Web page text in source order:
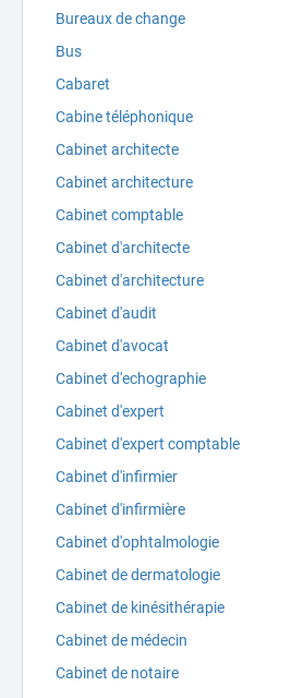
Bureaux de change
Bus
Cabaret
Cabine téléphonique
Cabinet architecte
Cabinet architecture
Cabinet comptable
Cabinet d'architecte
Cabinet d'architecture
Cabinet d'audit
Cabinet d'avocat
Cabinet d'echographie
Cabinet d'expert
Cabinet d'expert comptable
Cabinet d'infirmier
Cabinet d'infirmière
Cabinet d'ophtalmologie
Cabinet de dermatologie
Cabinet de kinésithérapie
Cabinet de médecin
Cabinet de notaire